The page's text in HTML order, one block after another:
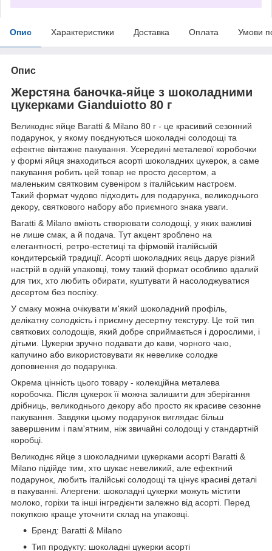
Опис Характеристики Доставка Оплата Умови
Опис
Жерстяна баночка-яйце з шоколадними
цукерками Gianduiotto 80 г
Великоднє яйце Baratti & Milano 80 г - це красивий сезонний
подарунок, у якому поєднуються шоколадні солодощі та
ефектне вінтажне пакування. Усередині металевої коробочки
у формі яйця знаходиться асорті шоколадних цукерок, а саме
пакування робить цей товар не просто десертом, а
маленьким святковим сувеніром з італійським настроєм.
Такий формат чудово підходить для подарунка, великоднього
декору, святкового набору або приємного знака уваги.
Baratti & Milano вміють створювати солодощі, у яких важливі
не лише смак, а й подача. Тут акцент зроблено на
елегантності, ретро-естетиці та фірмовій італійській
кондитерській традиції. Асорті шоколадних яєць дарує різний
настрій в одній упаковці, тому такий формат особливо вдалий
для тих, хто любить обирати, куштувати й насолоджуватися
десертом без поспіху.
У смаку можна очікувати м'який шоколадний профіль,
делікатну солодкість і приємну десертну текстуру. Це той тип
святкових солодощів, який добре сприймається і дорослими, і
дітьми. Цукерки зручно подавати до кави, чорного чаю,
капучино або використовувати як невелике солодке
доповнення до подарунка.
Окрема цінність цього товару - колекційна металева
коробочка. Після цукерок її можна залишити для зберігання
дрібниць, великоднього декору або просто як красиве сезонне
пакування. Завдяки цьому подарунок виглядає більш
завершеним і пам'ятним, ніж звичайні солодощі у стандартній
коробці.
Великоднє яйце з шоколадними цукерками асорті Baratti &
Milano підійде тим, хто шукає невеликий, але ефектний
подарунок, любить італійські солодощі та цінує красиві деталі
в пакуванні. Алергени: шоколадні цукерки можуть містити
молоко, горіхи та інші інгредієнти залежно від асорті. Перед
покупкою краще уточнити склад на упаковці.
Бренд: Baratti & Milano
Тип продукту: шоколадні цукерки асорті